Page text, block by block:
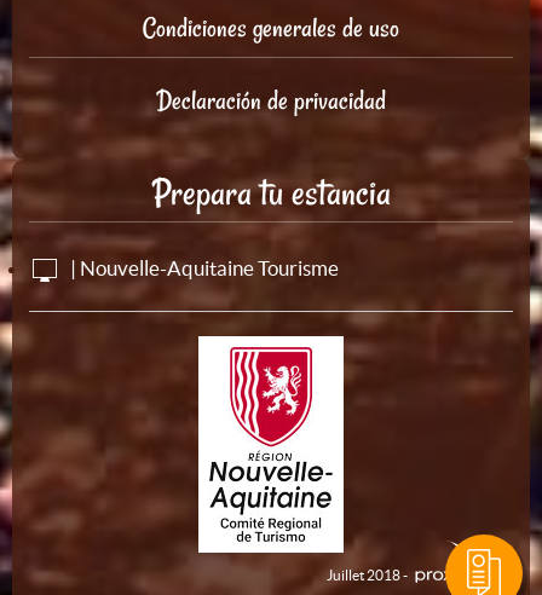
Condiciones generales de uso
Declaración de privacidad
Prepara tu estancia
| Nouvelle-Aquitaine Tourisme
Juillet 2018 -